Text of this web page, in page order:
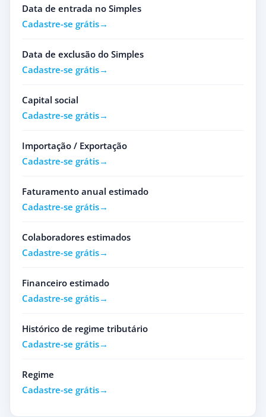
Data de entrada no Simples
Cadastre-se grátis
Data de exclusão do Simples
Cadastre-se grátis
Capital social
Cadastre-se grátis
Importação / Exportação
Cadastre-se grátis
Faturamento anual estimado
Cadastre-se grátis
Colaboradores estimados
Cadastre-se grátis
Financeiro estimado
Cadastre-se grátis
Histórico de regime tributário
Cadastre-se grátis
Regime
Cadastre-se grátis